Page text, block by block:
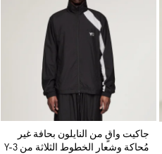
جاكيت واقٍ من النايلون بحافة غير
مُحاكة وشعار الخطوط الثلاثة من Y-3